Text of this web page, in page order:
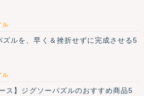
ル
ズルを、早く＆挫折せずに完成させる5
ル
ス】ジグソーパズルのおすすめ商品5